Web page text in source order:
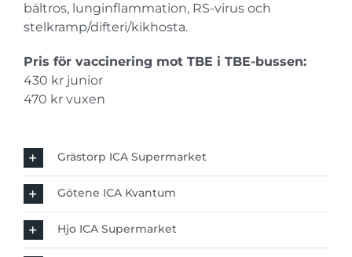
bältros, lunginflammation, RS-virus och
stelkramp/difteri/kikhosta.
Pris för vaccinering mot TBE i TBE-bussen:
430 kr junior
470 kr vuxen
Grästorp ICA Supermarket
Götene ICA Kvantum
Hjo ICA Supermarket